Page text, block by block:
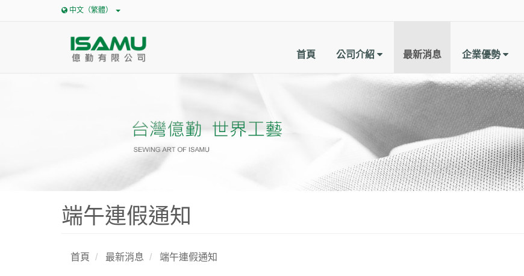
中文（繁體）
首頁 公司介紹 最新消息 企業優勢
端午連假通知
首頁 最新消息 端午連假通知